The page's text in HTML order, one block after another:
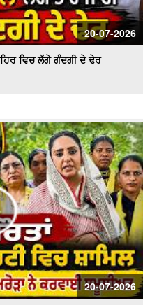
20-07-2026
ਵਿਚ ਲੱਗੇ ਗੰਦਗੀ ਦੇ ਢੇਰ
20-07-2026